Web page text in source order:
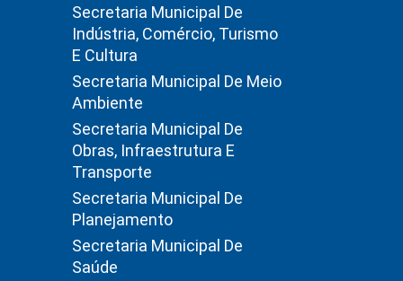
Secretaria Municipal De
Indústria, Comércio, Turismo
E Cultura
Secretaria Municipal De Meio
Ambiente
Secretaria Municipal De
Obras, Infraestrutura E
Transporte
Secretaria Municipal De
Planejamento
Secretaria Municipal De
Saúde